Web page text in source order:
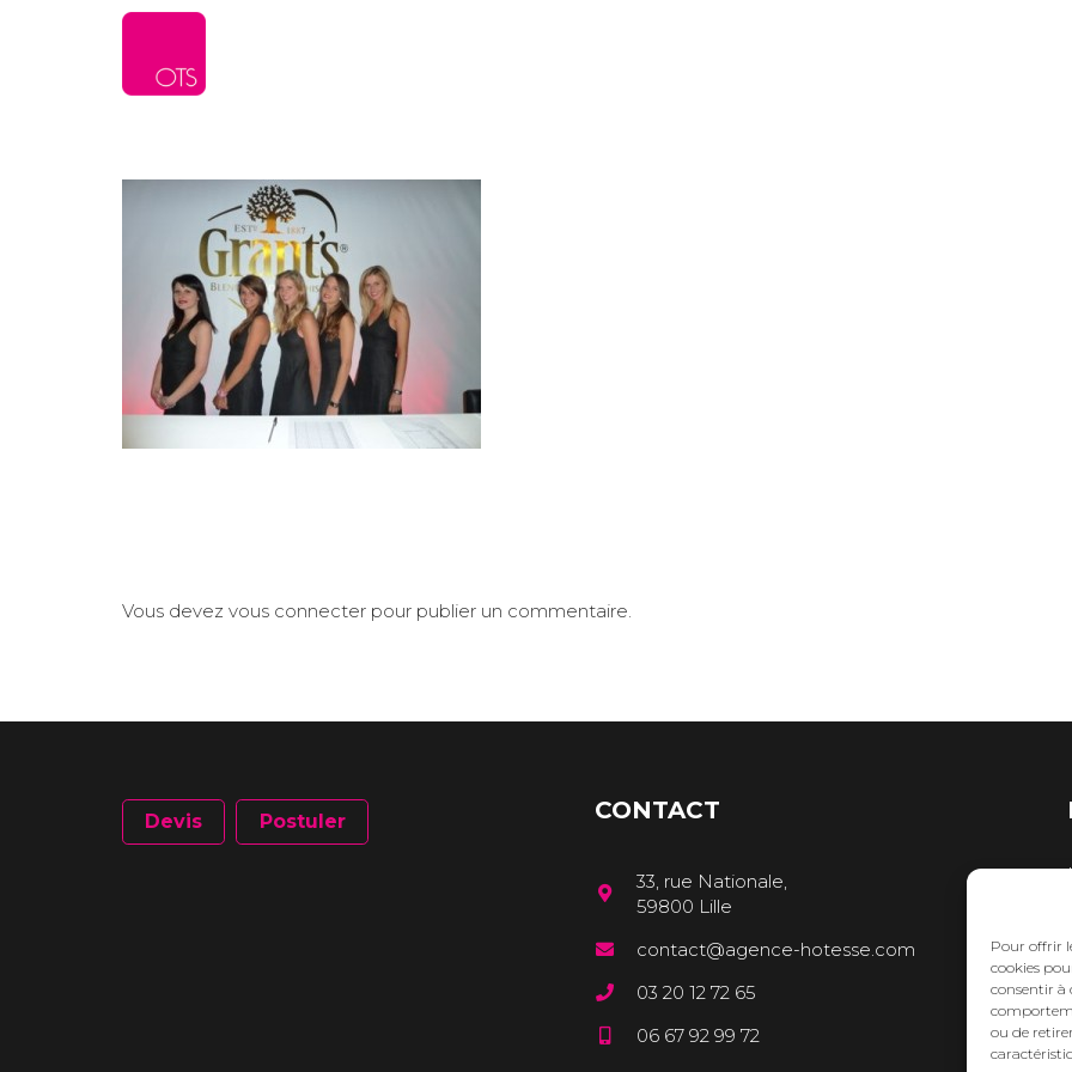
Pour offrir
cookies
consentir à
ou de
Vous devez vous connecter pour publier un commentaire.
Devis Postuler CONTACT
33, rue Nationale,
59800 Lille
contact@agence-hotesse.com
03 20 12 72 65
06 67 92 99 72